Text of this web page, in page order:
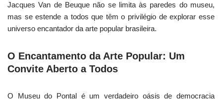
Jacques Van de Beuque não se limita às paredes do museu,
mas se estende a todos que têm o privilégio de explorar esse
universo encantador da arte popular brasileira.
O Encantamento da Arte Popular: Um
Convite Aberto a Todos
O Museu do Pontal é um verdadeiro oásis de democracia